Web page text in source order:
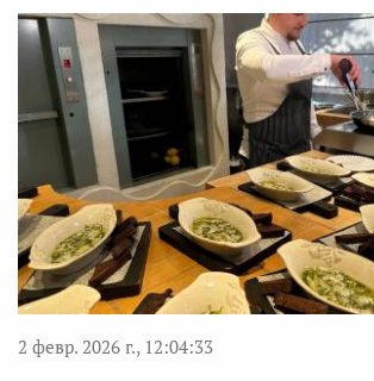
2 февр. 2026 г., 12:04:33